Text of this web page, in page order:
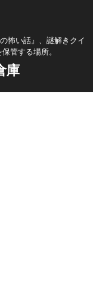
怖い話』、謎解きクイ
管する場所。
庫